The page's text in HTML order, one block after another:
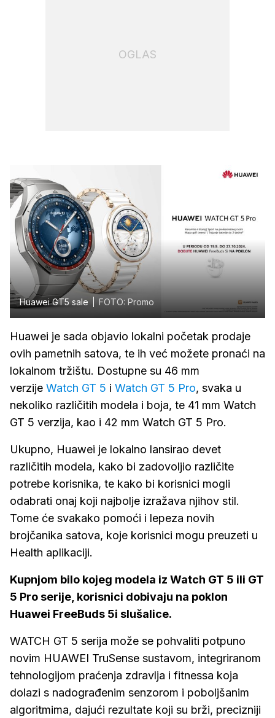
OGLAS
Huawei GT5 sale FOTO: Promo
Huawei je sada objavio lokalni početak prodaje
ovih pametnih satova, te ih već možete pronaći na
lokalnom tržištu. Dostupne su 46 mm
verzije Watch GT 5 i Watch GT 5 Pro, svaka u
nekoliko različitih modela i boja, te 41 mm Watch
GT 5 verzija, kao i 42 mm Watch GT 5 Pro.
Ukupno, Huawei je lokalno lansirao devet
različitih modela, kako bi zadovoljio različite
potrebe korisnika, te kako bi korisnici mogli
odabrati onaj koji najbolje izražava njihov stil.
Tome će svakako pomoći i lepeza novih
brojčanika satova, koje korisnici mogu preuzeti u
Health aplikaciji.
Kupnjom bilo kojeg modela iz Watch GT 5 ili GT
5 Pro serije, korisnici dobivaju na poklon
Huawei FreeBuds 5i slušalice.
WATCH GT 5 serija može se pohvaliti potpuno
novim HUAWEI TruSense sustavom, integriranom
tehnologijom praćenja zdravlja i fitnessa koja
dolazi s nadograđenim senzorom i poboljšanim
algoritmima, dajući rezultate koji su brži, precizniji